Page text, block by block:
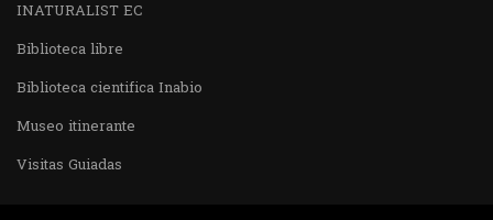
INATURALIST EC
Biblioteca libre
Biblioteca cientifica Inabio
Museo itinerante
Visitas Guiadas